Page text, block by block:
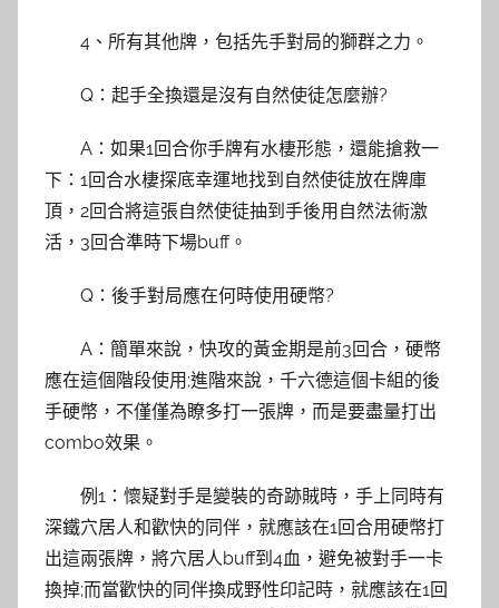
4、所有其他牌，包括先手對局的獅群之力。
Q：起手全換還是沒有自然使徒怎麼辦?
A：如果1回合你手牌有水棲形態，還能搶救一
下：1回合水棲探底幸運地找到自然使徒放在牌庫
頂，2回合將這張自然使徒抽到手後用自然法術激
活，3回合準時下場buff。
Q：後手對局應在何時使用硬幣?
A：簡單來說，快攻的黃金期是前3回合，硬幣
應在這個階段使用;進階來說，千六德這個卡組的後
手硬幣，不僅僅為瞭多打一張牌，而是要盡量打出
combo效果。
例1：懷疑對手是變裝的奇跡賊時，手上同時有
深鐵穴居人和歡快的同伴，就應該在1回合用硬幣打
出這兩張牌，將穴居人buff到4血，避免被對手一卡
換掉;而當歡快的同伴換成野性印記時，就應該在1回